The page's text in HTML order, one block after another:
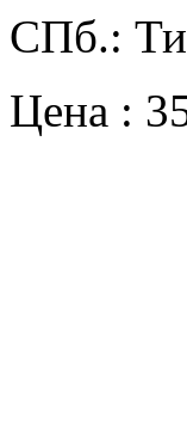
СПб.:
Цена :